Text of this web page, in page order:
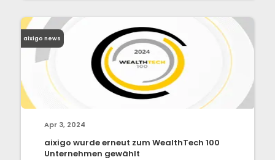
aixigo news
Apr 3, 2024
aixigo wurde erneut zum WealthTech 100
Unternehmen gewählt